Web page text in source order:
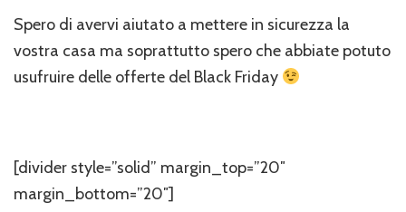
Spero di avervi aiutato a mettere in sicurezza la
vostra casa ma soprattutto spero che abbiate potuto
usufruire delle offerte del Black Friday
[divider style=”solid” margin_top=”20″
margin_bottom=”20″]